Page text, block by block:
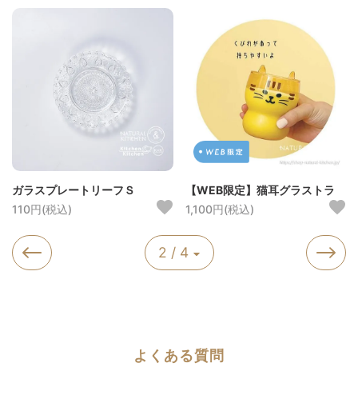
ガラスプレートリーフＳ
110円(税込)
【WEB限定】猫耳グラストラ
1,100円(税込)
2 / 4
よくある質問